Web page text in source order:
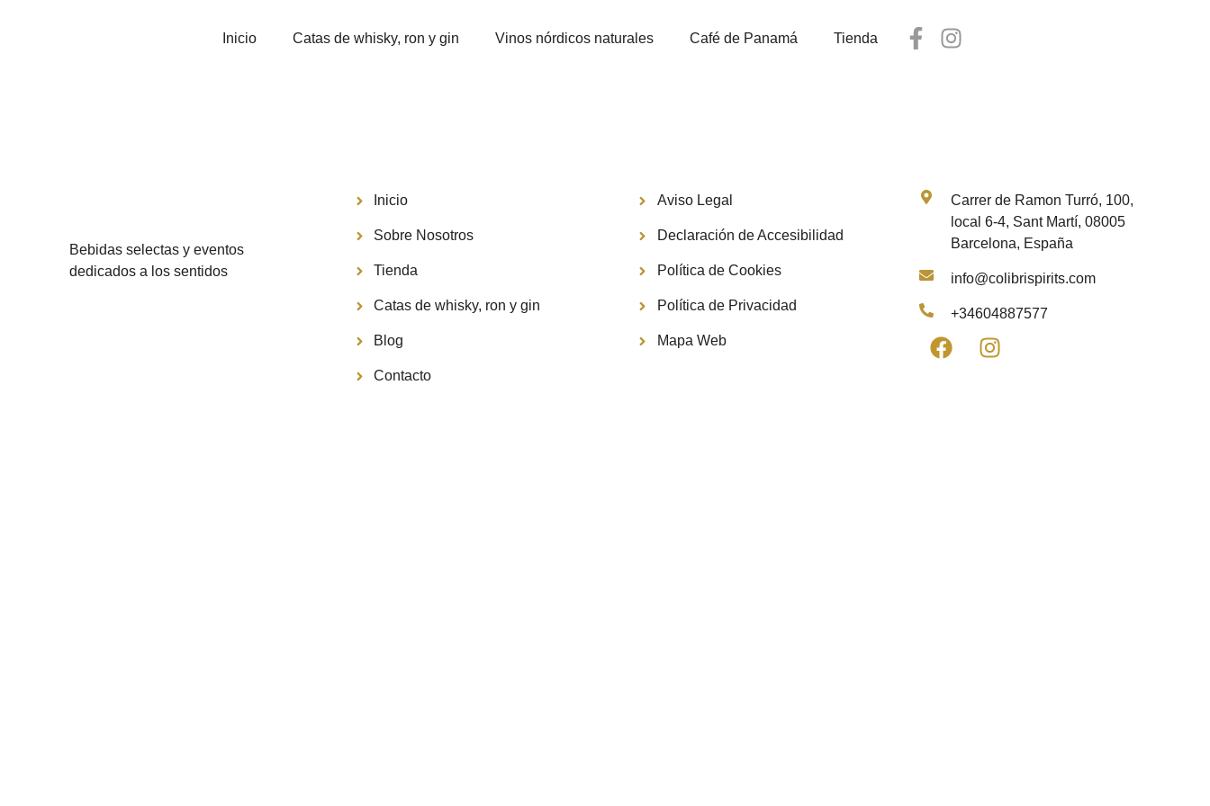
Inicio Catas de whisky, ron y gin Vinos nórdicos naturales Café de Panamá Tienda
Bebidas selectas y eventos
dedicados a los sentidos
Inicio
Sobre Nosotros
Tienda
Catas de whisky, ron y gin
Blog
Contacto
Aviso Legal
Declaración de Accesibilidad
Política de Cookies
Política de Privacidad
Mapa Web
Carrer de Ramon Turró, 100,
local 6-4, Sant Martí, 08005
Barcelona, España
info@colibrispirits.com
+34604887577